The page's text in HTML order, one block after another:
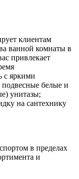
клиентам
ванной комнаты в
привлекает
с яркими
подвесные белые и
унитазы;
на сантехнику
в пределах
и